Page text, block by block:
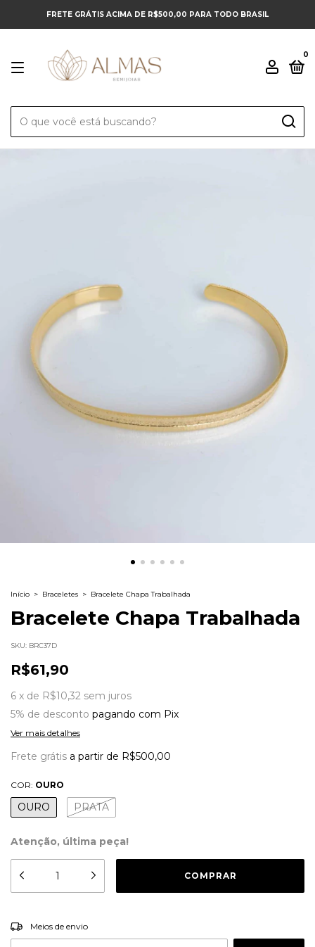
FRETE GRÁTIS ACIMA DE R$500,00 PARA TODO BRASIL
0
Início > Braceletes > Bracelete Chapa Trabalhada
Bracelete Chapa Trabalhada
SKU: BRC37D
R$61,90
6 x de R$10,32 sem juros
5% de desconto pagando com Pix
Ver mais detalhes
Frete grátis a partir de R$500,00
COR: OURO
OURO PRATA
Atenção, última peça!
Entregas para o CEP:
Meios de envio